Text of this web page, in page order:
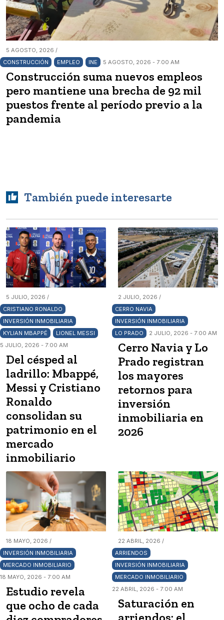
5 AGOSTO, 2026 /
CONSTRUCCIÓN
EMPLEO INE 5 AGOSTO, 2026 - 7:00 AM
Construcción suma nuevos empleos
pero mantiene una brecha de 92 mil
puestos frente al período previo a la
pandemia
También puede interesarte
5 JULIO, 2026 /
CRISTIANO RONALDO
INVERSIÓN INMOBILIARIA
KYLIAN MBAPPÉ
LIONEL MESSI
5 JULIO, 2026 - 7:00 AM
Del césped al
ladrillo: Mbappé,
Messi y Cristiano
Ronaldo
consolidan su
patrimonio en el
mercado
inmobiliario
2 JULIO, 2026 /
CERRO NAVIA
INVERSIÓN INMOBILIARIA
LO PRADO
2 JULIO, 2026 - 7:00 AM
Cerro Navia y Lo
Prado registran
los mayores
retornos para
inversión
inmobiliaria en
2026
18 MAYO, 2026 /
INVERSIÓN INMOBILIARIA
MERCADO INMOBILIARIO
18 MAYO, 2026 - 7:00 AM
Estudio revela
que ocho de cada
22 ABRIL, 2026 /
ARRIENDOS
INVERSIÓN INMOBILIARIA
MERCADO INMOBILIARIO
22 ABRIL, 2026 - 7:00 AM
Saturación en